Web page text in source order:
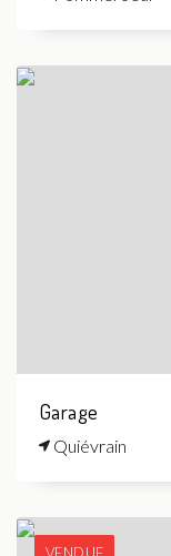
Garage
Quiévrain
VENDUE